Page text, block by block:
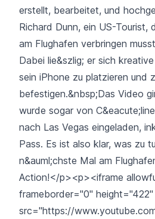
erstellt, bearbeitet, und
Richard Dunn, ein US-Tourist,
am Flughafen verbringen
Dabei lie&szlig; er sich
sein iPhone zu platzieren und
befestigen.&nbsp;Das Video
wurde sogar von
nach Las Vegas eingeladen,
Pass. Es ist also klar, was zu
n&auml;chste Mal am
Action!</p><p><iframe
frameborder="0" height="422"
src="https://